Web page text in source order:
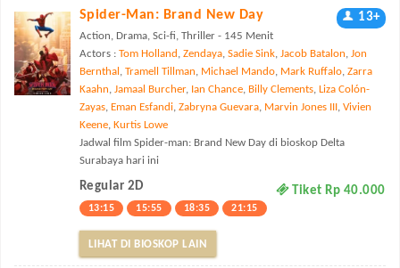
Spider-Man: Brand New Day 13+
Action, Drama, Sci-fi, Thriller - 145 Menit
Actors : Tom Holland , Zendaya, Sadie Sink, Jacob Batalon, Jon
Bernthal , Tramell Tillman, Michael Mando, Mark Ruffalo, Zarra
Kaahn, Jamaal Burcher, Ian Chance, Billy Clements, Liza Colón-
Zayas, Eman Esfandi, Zabryna Guevara, Marvin Jones III, Vivien
Keene, Kurtis Lowe
Jadwal film Spider-man: Brand New Day di bioskop Delta
Surabaya hari ini
Regular 2D Tiket Rp 40.000
13:15 15:55 18:35 21:15
LIHAT DI BIOSKOP LAIN